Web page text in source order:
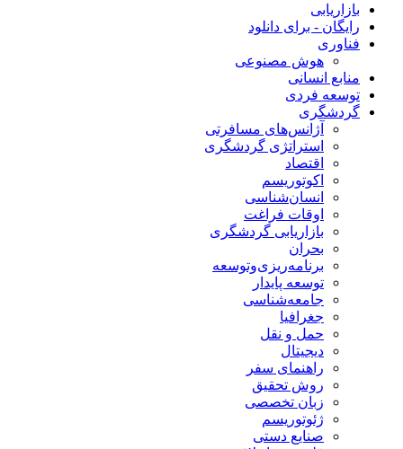
بازاریابی
رایگان - برای دانلود
فناوری
هوش مصنوعی
منابع انسانی
توسعه فردی
گردشگری
آژانس‌های مسافرتی
استراتژی گردشگری
اقتصاد
اکوتوریسم
انسان‌شناسی
اوقات فراغت
بازاریابی گردشگری
بحران
برنامه‌ریزی‌وتوسعه
توسعه پایدار
جامعه‌شناسی
جغرافیا
حمل و نقل
دیجیتال
راهنمای سفر
روش تحقیق
زبان تخصصی
ژئوتوریسم
صنایع دستی